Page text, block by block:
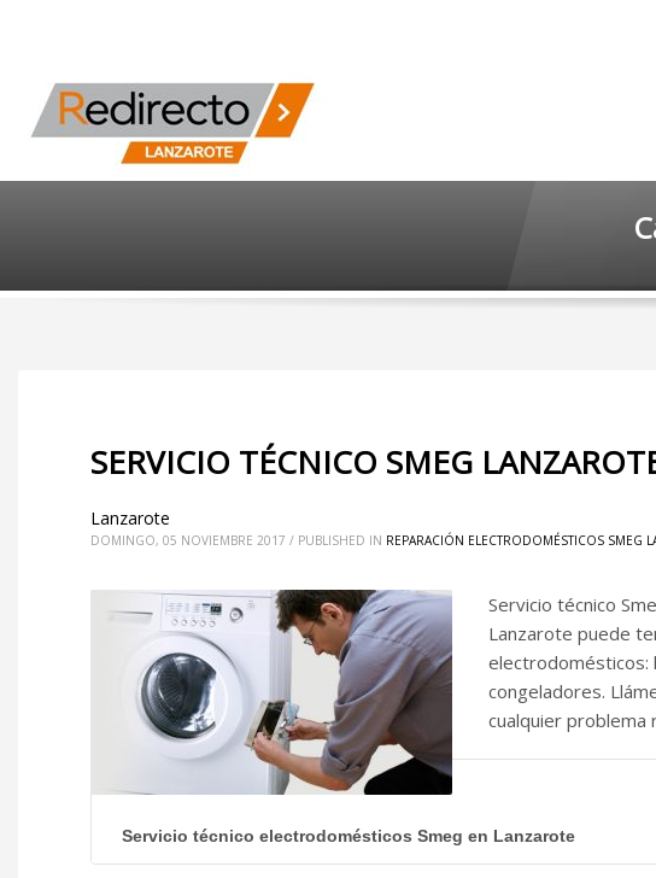
SERVICIO TÉCNICO SMEG
Lanzarote
DOMINGO, 05 NOVIEMBRE 2017 / PUBLISHED IN REPARACIÓN ELECTRODOMÉSTICOS SMEG
Servicio técnico
Lanzarote puede
electrodomésticos:
congeladores.
cualquier problema
Servicio técnico electrodomésticos Smeg en Lanzarote